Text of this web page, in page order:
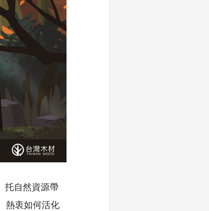
托自然資源帶
熱衷如何活化